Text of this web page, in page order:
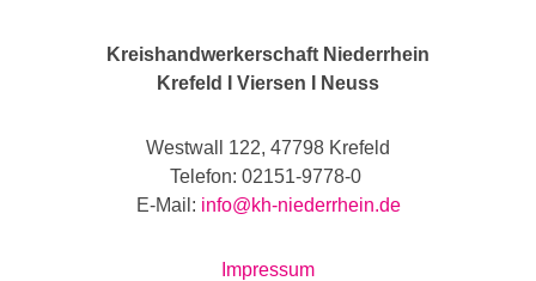
Kreishandwerkerschaft Niederrhein
Krefeld I Viersen I Neuss
Westwall 122, 47798 Krefeld
Telefon: 02151-9778-0
E-Mail: info@kh-niederrhein.de
Impressum